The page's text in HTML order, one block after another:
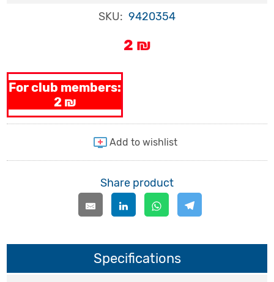
SKU: 9420354
2 ₪
For club members:
2 ₪
Share product
Specifications